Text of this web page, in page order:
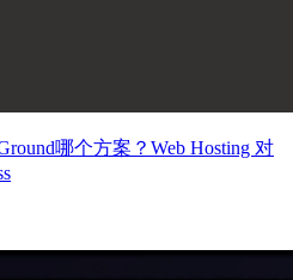
哪个方案？Web Hosting 对